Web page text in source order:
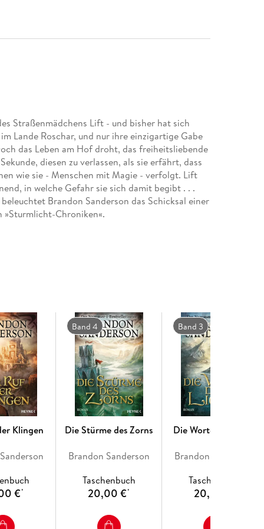
Straßenmädchens Lift - und bisher hat sich
Lande Roschar, und nur ihre einzigartige Gabe
das Leben am Hof droht, das freiheitsliebende
diesen zu verlassen, als sie erfährt, dass
wie sie - Menschen mit Magie - verfolgt. Lift
in welche Gefahr sie sich damit begibt . . .
Brandon Sanderson das Schicksal einer
»Sturmlicht-Chroniken«.
Klingen
€*
Band 4
Die Stürme des Zorns
Brandon Sanderson
Taschenbuch
20,00 €*
Band 3
Die Worte des Lichts
Brandon Sanderson
Taschenbuch
20,00 €